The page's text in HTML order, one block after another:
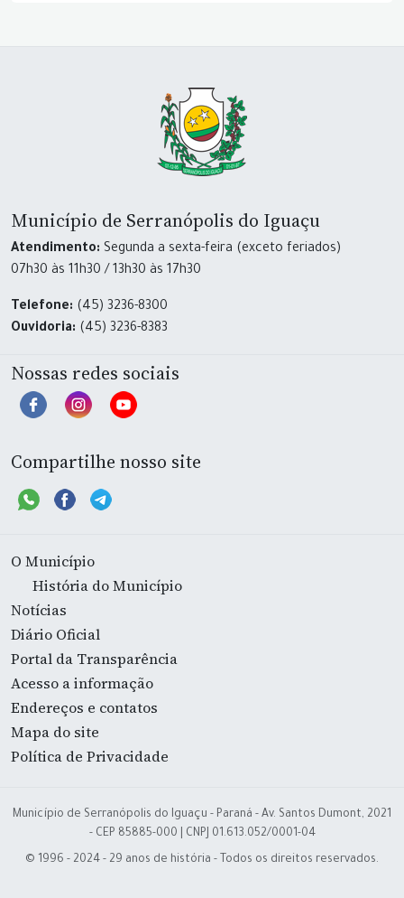
Município de Serranópolis do Iguaçu
Atendimento: Segunda a sexta-feira (exceto feriados)
07h30 às 11h30 / 13h30 às 17h30
Telefone: (45) 3236-8300
Ouvidoria: (45) 3236-8383
Nossas redes sociais
Compartilhe nosso site
O Município
História do Município
Notícias
Diário Oficial
Portal da Transparência
Acesso a informação
Endereços e contatos
Mapa do site
Política de Privacidade
Município de Serranópolis do Iguaçu - Paraná - Av. Santos Dumont, 2021
- CEP 85885-000 | CNPJ 01.613.052/0001-04
© 1996 - 2024 - 29 anos de história - Todos os direitos reservados.